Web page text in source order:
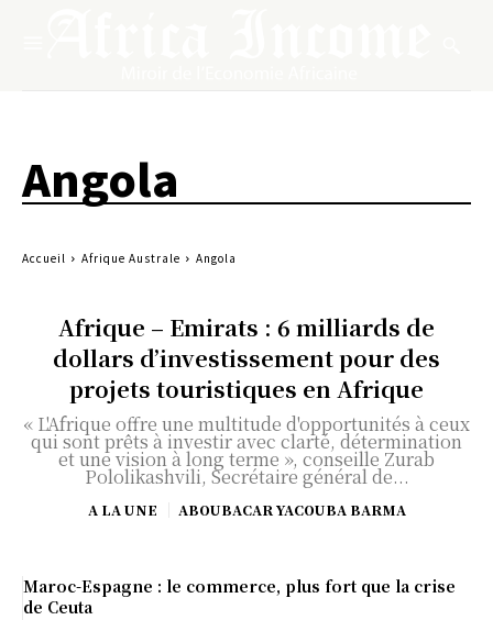
Angola
Accueil Afrique Australe Angola
Afrique – Emirats : 6 milliards de
dollars d’investissement pour des
projets touristiques en Afrique
« L'Afrique offre une multitude d'opportunités à ceux
qui sont prêts à investir avec clarté, détermination
et une vision à long terme », conseille Zurab
Pololikashvili, Secrétaire général de...
A LA UNE ABOUBACAR YACOUBA BARMA
Maroc-Espagne : le commerce, plus fort que la crise
de Ceuta